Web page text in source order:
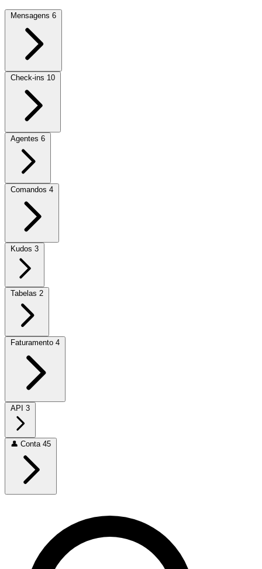
Mensagens 6
Check-ins 10
Agentes 6
Comandos 4
Kudos 3
Tabelas 2
Faturamento 4
API 3
👤 Conta 45